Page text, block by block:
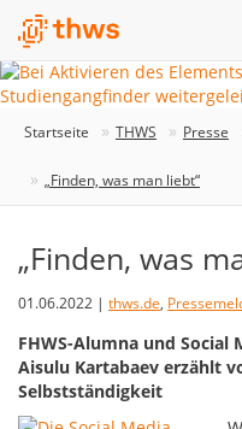
Startseite THWS Presse
„Finden, was man liebt“
„Finden, was
01.06.2022 | thws.de,
FHWS-Alumna und
Aisulu Kartabaev erzählt
Selbstständigkeit